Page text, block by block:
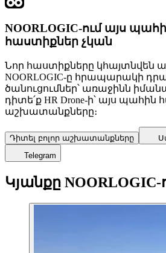
NOORLOGIC-ում այս
հաստիքներ չկան
Նոր հաստիքները կհայտնվեն
NOORLOGIC-ը հրապարակի
ծանուցումներ՝ առաջինն
դիտե՛ք HR Drone-ի՝ այս պահին
աշխատանքները։
Դիտել բոլոր աշխատանքները
Telegram
Կյանքը NOORLOGIC-